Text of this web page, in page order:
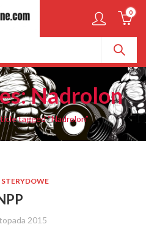
0
Nadrolon
tagged “Nadrolon”
STERYDOWE
2015